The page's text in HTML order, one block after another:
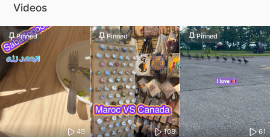
Videos
49
Pinned
108
Pinned
61
Pinned